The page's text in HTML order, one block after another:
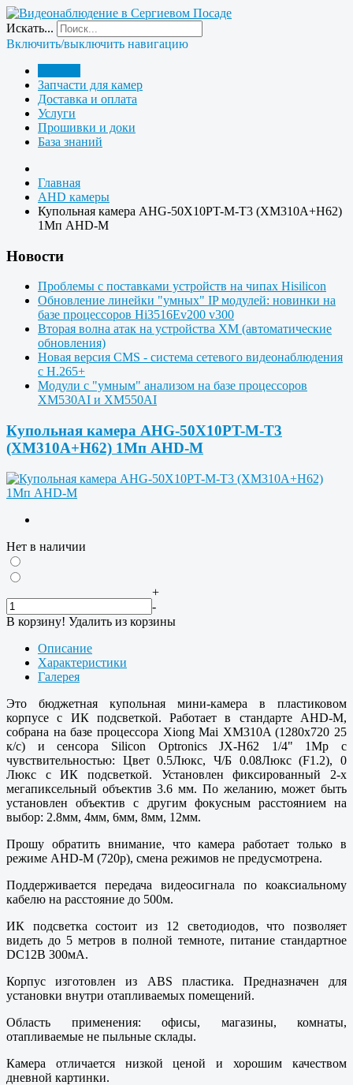
Искать...
Включить/выключить навигацию
Запчасти для камер
Доставка и оплата
Услуги
Прошивки и доки
База знаний
Главная
AHD камеры
Купольная камера AHG-50X10PT-M-T3 (XM310A+H62)
1Мп AHD-M
Новости
Проблемы с поставками устройств на чипах Hisilicon
Обновление линейки "умных" IP модулей: новинки на
базе процессоров Hi3516Ev200 v300
Вторая волна атак на устройства XM (автоматические
обновления)
Новая версия CMS - система сетевого видеонаблюдения
с H.265+
Модули с "умным" анализом на базе процессоров
XM530AI и XM550AI
Купольная камера AHG-50X10PT-M-T3
(XM310A+H62) 1Мп AHD-M
Нет в наличии
+
-
В корзину! Удалить из корзины
Описание
Характеристики
Галерея
Это бюджетная купольная мини-камера в пластиковом
корпусе с ИК подсветкой. Работает в стандарте AHD-M,
собрана на базе процессора Xiong Mai XM310A (1280х720 25
к/с) и сенсора Silicon Optronics JX-H62 1/4" 1Mp с
чувствительностью: Цвет 0.5Люкс, Ч/Б 0.08Люкс (F1.2), 0
Люкс с ИК подсветкой. Установлен фиксированный 2-х
мегапиксельный объектив 3.6 мм. По желанию, может быть
установлен объектив с другим фокусным расстоянием на
выбор: 2.8мм, 4мм, 6мм, 8мм, 12мм.
Прошу обратить внимание, что камера работает только в
режиме AHD-M (720p), смена режимов не предусмотрена.
Поддерживается передача видеосигнала по коаксиальному
кабелю на расстояние до 500м.
ИК подсветка состоит из 12 светодиодов, что позволяет
видеть до 5 метров в полной темноте, питание стандартное
DC12В 300мА.
Корпус изготовлен из ABS пластика. Предназначен для
установки внутри отапливаемых помещений.
Область применения: офисы, магазины, комнаты,
отапливаемые не пыльные склады.
Камера отличается низкой ценой и хорошим качеством
дневной картинки.